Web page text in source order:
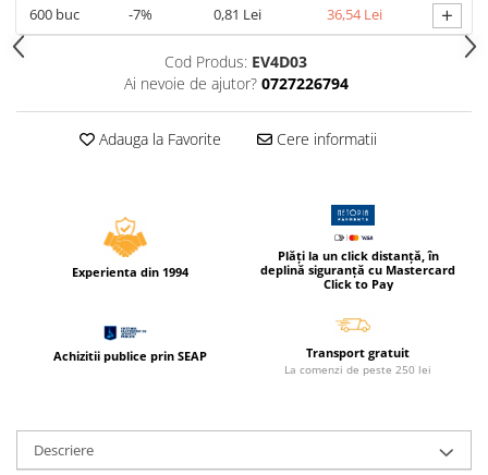
Creioane cerate
Creioane colorate
Creioane mecanice si rezerve
Sabloane
Truse geometrie
600 buc -7% 0,81 Lei 36,54 Lei +
Cod Produs: EV4D03
Ai nevoie de ajutor? 0727226794
Adauga la Favorite Cere informatii
Experienta din 1994
Plăți la un click distanță, în
deplină siguranță cu Mastercard
Click to Pay
Achizitii publice prin SEAP Transport gratuit
La comenzi de peste 250 lei
Descriere